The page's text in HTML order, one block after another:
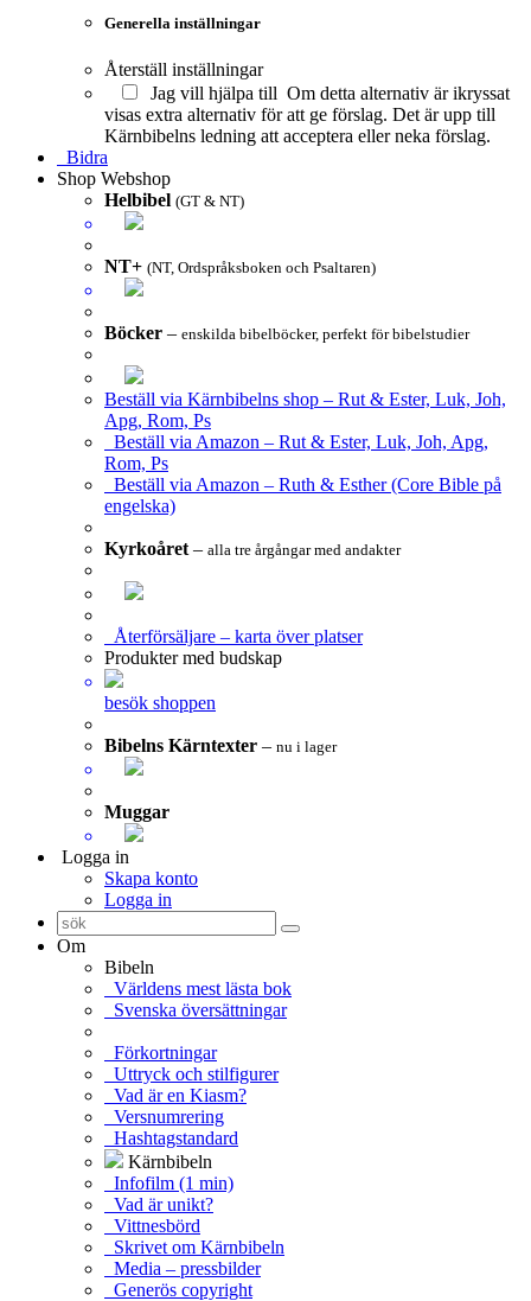
Generella inställningar
Återställ inställningar
Jag vill hjälpa till Om detta alternativ är ikryssat
visas extra alternativ för att ge förslag. Det är upp till
Kärnbibelns ledning att acceptera eller neka förslag.
Bidra
Shop Webshop
Helbibel (GT & NT)
NT+ (NT, Ordspråksboken och Psaltaren)
Böcker – enskilda bibelböcker, perfekt för bibelstudier
Beställ via Kärnbibelns shop – Rut & Ester, Luk, Joh,
Apg, Rom, Ps
Beställ via Amazon – Rut & Ester, Luk, Joh, Apg,
Rom, Ps
Beställ via Amazon – Ruth & Esther (Core Bible på
engelska)
Kyrkoåret – alla tre årgångar med andakter
Återförsäljare – karta över platser
Produkter med budskap
besök shoppen
Bibelns Kärntexter – nu i lager
Muggar
Logga in
Skapa konto
Logga in
Om
Bibeln
Världens mest lästa bok
Svenska översättningar
Förkortningar
Uttryck och stilfigurer
Vad är en Kiasm?
Versnumrering
Hashtagstandard
Kärnbibeln
Infofilm (1 min)
Vad är unikt?
Vittnesbörd
Skrivet om Kärnbibeln
Media – pressbilder
Generös copyright